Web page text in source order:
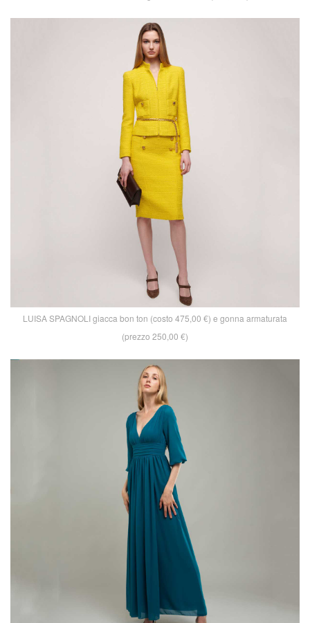
LUISA SPAGNOLI giacca bon ton (costo 475,00 €) e gonna armaturata
(prezzo 250,00 €)